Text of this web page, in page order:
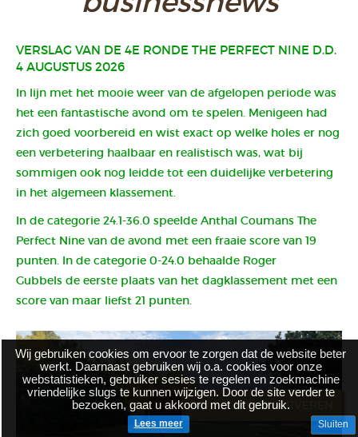
Wij gebruiken cookies om ervoor te zorgen dat de website beter
werkt. Daarnaast gebruiken wij o.a. cookies voor onze
webstatistieken, gebruiker sesies te regelen en zoekmachine
vriendelijke slugs te kunnen wijzigen. Door de site verder te
bezoeken, gaat u akkoord met dit gebruik.
Lees meer Sluiten
VERSLAG VAN DE 4E RONDE THE PERFECT NINE D.D.
4 AUGUSTUS 2026
In lijn met het mooie weer van de afgelopen periode was
het een fantastische avond om te spelen. Menigeen had
zich goed voorbereid en wist exact op welke holes er nog
een verbetering haalbaar en realistisch was, wat bij
sommigen ook nog leidde tot een duidelijke verbetering
in het algemeen klassement.
In de categorie 24.1-36.0 speelde Anthal Coumans The
Perfect Nine van de avond met een fraaie score van 19
punten. In de categorie 0-24.0 behaalde Roger
Gubbels de eerste plaats van het dagklassement met een
score van maar liefst 21 punten.
BRASSERIE RESERVEREN